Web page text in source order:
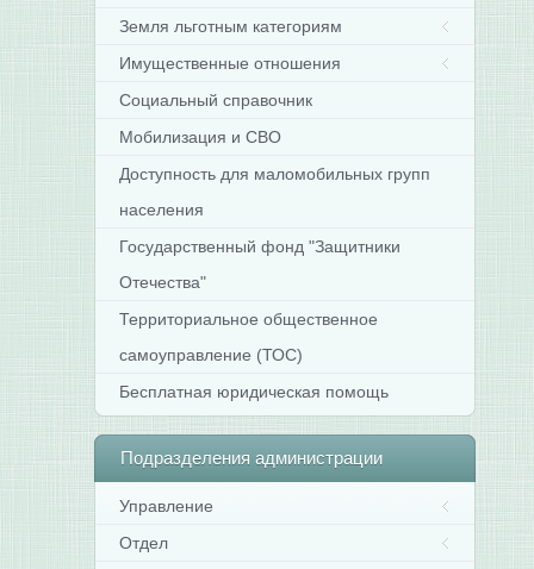
Земля льготным категориям
Имущественные отношения
Социальный справочник
Мобилизация и СВО
Доступность для маломобильных групп
населения
Государственный фонд "Защитники
Отечества"
Территориальное общественное
самоуправление (ТОС)
Бесплатная юридическая помощь
Подразделения администрации
Управление
Отдел